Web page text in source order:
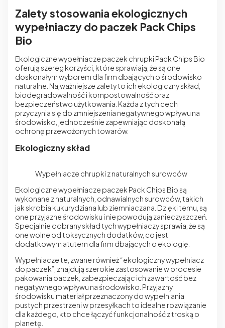
Zalety stosowania ekologicznych
wypełniaczy do paczek Pack Chips
Bio
Ekologiczne wypełniacze paczek chrupki Pack Chips Bio
oferują szereg korzyści, które sprawiają, że są one
doskonałym wyborem dla firm dbających o środowisko
naturalne. Najważniejsze zalety to ich ekologiczny skład,
biodegradowalność i kompostowalność oraz
bezpieczeństwo użytkowania. Każda z tych cech
przyczynia się do zmniejszenia negatywnego wpływu na
środowisko, jednocześnie zapewniając doskonałą
ochronę przewożonych towarów.
Ekologiczny skład
Wypełniacze chrupki z naturalnych surowców
Ekologiczne wypełniacze paczek Pack Chips Bio są
wykonane z naturalnych, odnawialnych surowców, takich
jak skrobia kukurydziana lub ziemniaczana. Dzięki temu, są
one przyjazne środowisku i nie powodują zanieczyszczeń.
Specjalnie dobrany skład tych wypełniaczy sprawia, że są
one wolne od toksycznych dodatków, co jest
dodatkowym atutem dla firm dbających o ekologię.
Wypełniacze te, zwane również “ekologiczny wypełniacz
do paczek”, znajdują szerokie zastosowanie w procesie
pakowania paczek, zabezpieczając ich zawartość bez
negatywnego wpływu na środowisko. Przyjazny
środowisku materiał przeznaczony do wypełniania
pustych przestrzeni w przesyłkach to idealne rozwiązanie
dla każdego, kto chce łączyć funkcjonalność z troską o
planetę.